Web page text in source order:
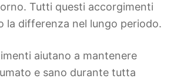
Tutti questi accorgimenti
la differenza nel lungo periodo.
aiutano a mantenere
e sano durante tutta